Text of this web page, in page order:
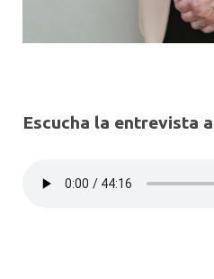
Escucha la entrevista